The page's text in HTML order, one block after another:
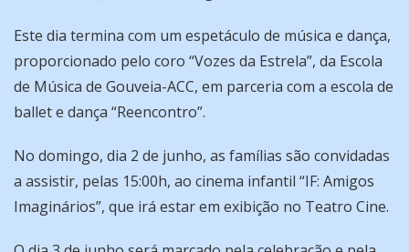
Este dia termina com um espetáculo de música e dança,
proporcionado pelo coro “Vozes da Estrela”, da Escola
de Música de Gouveia-ACC, em parceria com a escola de
ballet e dança “Reencontro”.
No domingo, dia 2 de junho, as famílias são convidadas
a assistir, pelas 15:00h, ao cinema infantil “IF: Amigos
Imaginários”, que irá estar em exibição no Teatro Cine.